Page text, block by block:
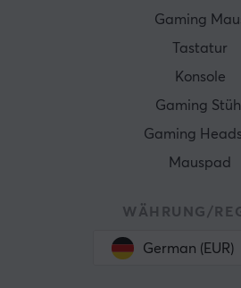
Gaming
Tastatur
Konsole
Gaming Stühl
Gaming
Mauspad
WÄHRUNG/
German (EUR)